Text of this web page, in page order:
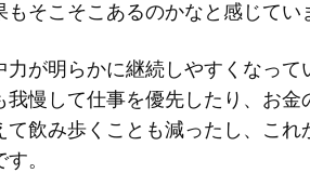
もそこそこあるのかなと感じてい
力が明らかに継続しやすくなっ
我慢して仕事を優先したり、お
て飲み歩くことも減ったし、こ
。